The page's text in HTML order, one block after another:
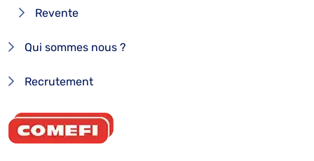
Revente
Qui sommes nous ?
Recrutement